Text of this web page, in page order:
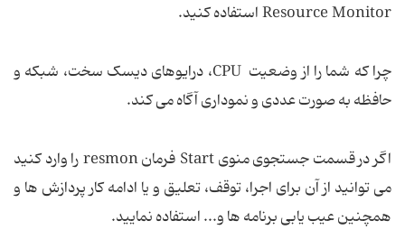
Resource Monitor استفاده كنید.
چرا كه شما را از وضعیت CPU، درایوهای دیسک سخت، شبکه و
حافظه به صورت عددی و نموداری آگاه می كند.
اگر در قسمت جستجوی منوی Start فرمان resmon را وارد کنید
می توانید از آن برای اجرا، توقف، تعلیق و یا ادامه کار پردازش ها و
همچنین عیب یابی برنامه ها و... استفاده نمایید.